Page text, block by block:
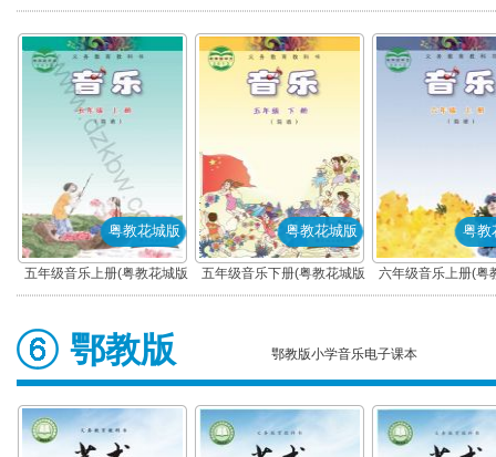
(粤教花城版)
(粤教花城版)
(粤教花城
粤教花城版
五年级音乐上册(粤教花城版)
粤教花城版
五年级音乐下册(粤教花城版)
粤教
六年级音乐上册(粤
鄂教版 鄂教版小学音乐电子课本